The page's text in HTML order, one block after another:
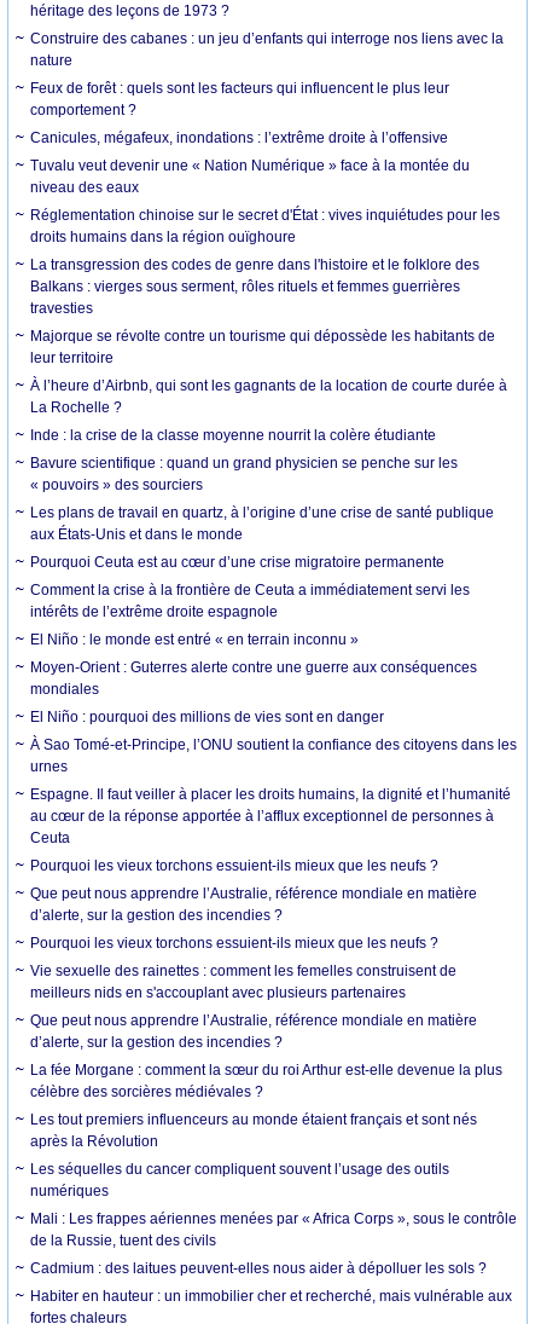
héritage des leçons de 1973 ?
Construire des cabanes : un jeu d’enfants qui interroge nos liens avec la
nature
Feux de forêt : quels sont les facteurs qui influencent le plus leur
comportement ?
Canicules, mégafeux, inondations : l’extrême droite à l’offensive
Tuvalu veut devenir une « Nation Numérique » face à la montée du
niveau des eaux
Réglementation chinoise sur le secret d'État : vives inquiétudes pour les
droits humains dans la région ouïghoure
La transgression des codes de genre dans l'histoire et le folklore des
Balkans : vierges sous serment, rôles rituels et femmes guerrières
travesties
Majorque se révolte contre un tourisme qui dépossède les habitants de
leur territoire
À l’heure d’Airbnb, qui sont les gagnants de la location de courte durée à
La Rochelle ?
Inde : la crise de la classe moyenne nourrit la colère étudiante
Bavure scientifique : quand un grand physicien se penche sur les
« pouvoirs » des sourciers
Les plans de travail en quartz, à l’origine d’une crise de santé publique
aux États-Unis et dans le monde
Pourquoi Ceuta est au cœur d’une crise migratoire permanente
Comment la crise à la frontière de Ceuta a immédiatement servi les
intérêts de l’extrême droite espagnole
El Niño : le monde est entré « en terrain inconnu »
Moyen-Orient : Guterres alerte contre une guerre aux conséquences
mondiales
El Niño : pourquoi des millions de vies sont en danger
À Sao Tomé-et-Principe, l’ONU soutient la confiance des citoyens dans les
urnes
Espagne. Il faut veiller à placer les droits humains, la dignité et l’humanité
au cœur de la réponse apportée à l’afflux exceptionnel de personnes à
Ceuta
Pourquoi les vieux torchons essuient-ils mieux que les neufs ?
Que peut nous apprendre l’Australie, référence mondiale en matière
d’alerte, sur la gestion des incendies ?
Pourquoi les vieux torchons essuient-ils mieux que les neufs ?
Vie sexuelle des rainettes : comment les femelles construisent de
meilleurs nids en s'accouplant avec plusieurs partenaires
Que peut nous apprendre l’Australie, référence mondiale en matière
d’alerte, sur la gestion des incendies ?
La fée Morgane : comment la sœur du roi Arthur est-elle devenue la plus
célèbre des sorcières médiévales ?
Les tout premiers influenceurs au monde étaient français et sont nés
après la Révolution
Les séquelles du cancer compliquent souvent l’usage des outils
numériques
Mali : Les frappes aériennes menées par « Africa Corps », sous le contrôle
de la Russie, tuent des civils
Cadmium : des laitues peuvent-elles nous aider à dépolluer les sols ?
Habiter en hauteur : un immobilier cher et recherché, mais vulnérable aux
fortes chaleurs